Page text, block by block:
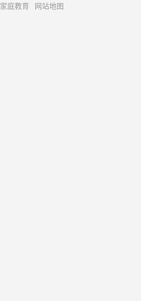
家庭教育 网站地图